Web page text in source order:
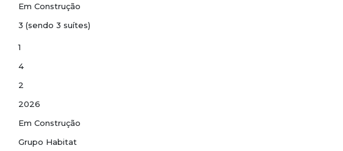
Em Construção
3 (sendo 3 suítes)
1
4
2
2026
Em Construção
Grupo Habitat